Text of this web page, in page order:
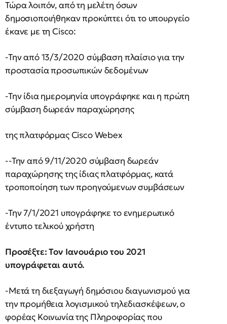
Τώρα λοιπόν, από τη μελέτη όσων
δημοσιοποιήθηκαν προκύπτει ότι το υπουργείο
έκανε με τη Cisco:
-Την από 13/3/2020 σύμβαση πλαίσιο για την
προστασία προσωπικών δεδομένων
-Την ίδια ημερομηνία υπογράφηκε και η πρώτη
σύμβαση δωρεάν παραχώρησης
της πλατφόρμας Cisco Webex
--Την από 9/11/2020 σύμβαση δωρεάν
παραχώρησης της ίδιας πλατφόρμας, κατά
τροποποίηση των προηγούμενων συμβάσεων
-Την 7/1/2021 υπογράφηκε το ενημερωτικό
έντυπο τελικού χρήστη
Προσέξτε: Τον Ιανουάριο του 2021
υπογράφεται αυτό.
-Μετά τη διεξαγωγή δημόσιου διαγωνισμού για
την προμήθεια λογισμικού τηλεδιασκέψεων, ο
φορέας Κοινωνία της Πληροφορίας που